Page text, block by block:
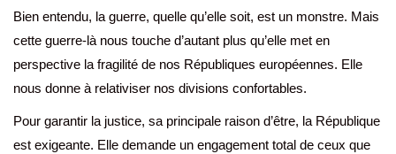
Bien entendu, la guerre, quelle qu’elle soit, est un monstre. Mais
cette guerre-là nous touche d’autant plus qu’elle met en
perspective la fragilité de nos Républiques européennes. Elle
nous donne à relativiser nos divisions confortables.
Pour garantir la justice, sa principale raison d’être, la République
est exigeante. Elle demande un engagement total de ceux que